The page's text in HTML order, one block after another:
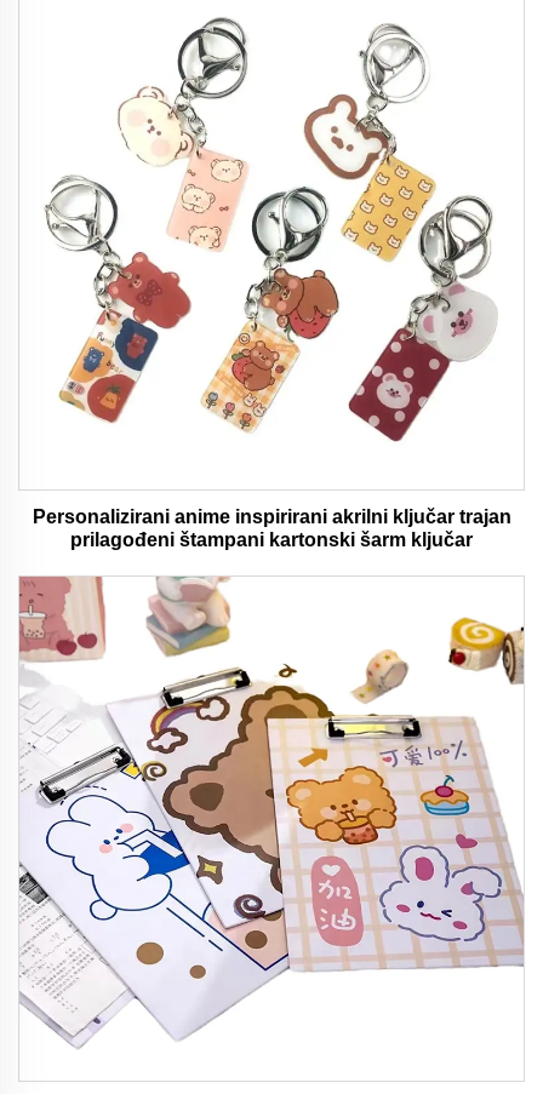
Personalizirani anime inspirirani akrilni ključar trajan
prilagođeni štampani kartonski šarm ključar